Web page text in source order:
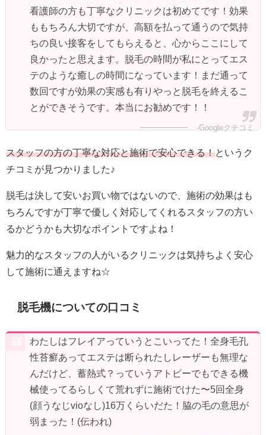
看護師の方も丁寧なクリニックは初めてです！効果
ももちろん大切ですが、高額を払って通うので気持
ちの良い接客をしてもらえると、心からここにして
良かったと思えます。脱毛の時間が私にとってエス
テのような癒しの時間になっています！まだ通って
数回ですが効果の実感も有りやっと脱毛を終えるこ
とができそうです。本当にお勧めです！！
-Googleクチコミ
スタッフの方の丁寧な対応と施術で安心できる！というク
チコミが見つかりました♪
脱毛は決して安いお買い物ではないので、施術の効果はも
ちろんですが丁寧で優しく対応してくれるスタッフの方い
るかどうかも大切なポイントですよね！
魅力的なスタッフの人がいるクリニックは気持ちよく安心
して施術に通えますね☆
脱毛機についての口コミ
わたしはフレイアっていうとこいってた！全身毛孔
性苔癬あってエステは断られたしレーザーも無理な
んだけど、蓄熱式？っていうアトピーでもできる機
械使ってるらしくて荒れずに施術でけた〜5回全身
(顔うなじvioなし)16万くらいだた！脇の毛の意思が
弱まった！(伝われ)